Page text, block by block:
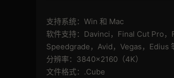
支持系统：Win 和 Mac
软件支持：Davinci，Final Cut Pro
Speedgrade，Avid，Vegas，Edius
分辨率：3840×2160（4K）
文件格式：.Cube